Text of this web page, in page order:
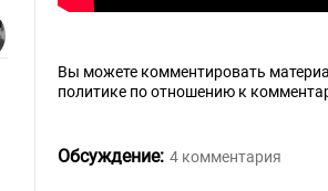
Вы можете комментировать
политике по отношению к
Обсуждение: 4 комментария